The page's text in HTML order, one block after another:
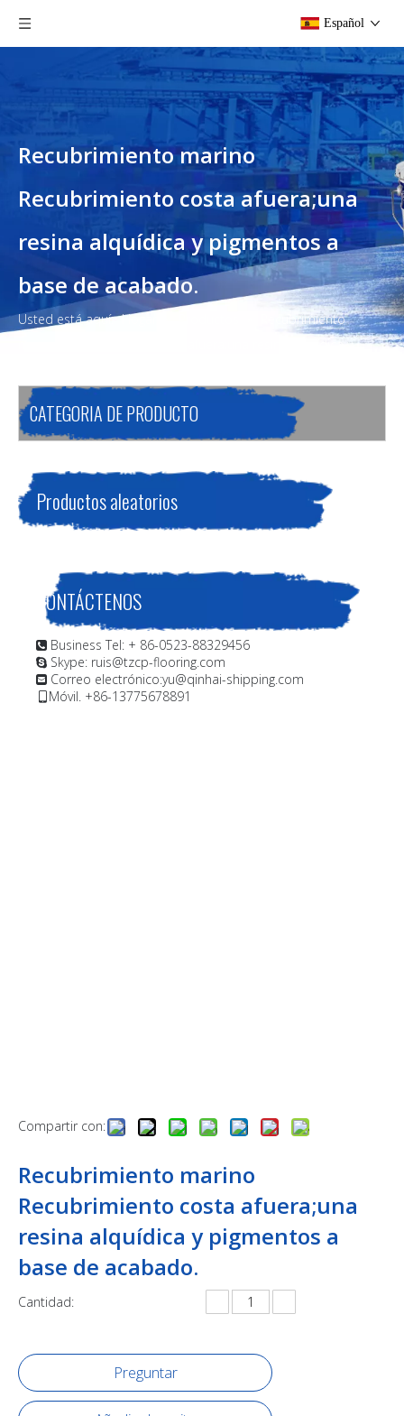
Español
Recubrimiento marino
Recubrimiento costa afuera;una
resina alquídica y pigmentos a
base de acabado.
Usted está aquí: Hogar
Recubrimiento
marino Recubrimiento costa afuera;una resina alquídica y
CATEGORIA DE PRODUCTO
Productos aleatorios
CONTÁCTENOS
 Business Tel: + 86-0523-88329456
 Skype: ruis@tzcp-flooring.com
 Correo electrónico:yu@qinhai-shipping.com
Móvil. +86-13775678891
Compartir con:
Recubrimiento marino
Recubrimiento costa afuera;una
resina alquídica y pigmentos a
base de acabado.
Cantidad:
Preguntar